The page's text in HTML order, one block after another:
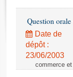
Rapports
Rapports
Rapports sur
Baromètre de
Dossiers
Question
Date de
dépôt :
23/06/2003
commerce